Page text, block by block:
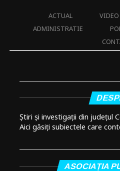
ACTUAL VIDEO
ADMINISTRATIE
Știri și investigații din județul
Aici găsiți subiectele care
ASOCIAȚIA